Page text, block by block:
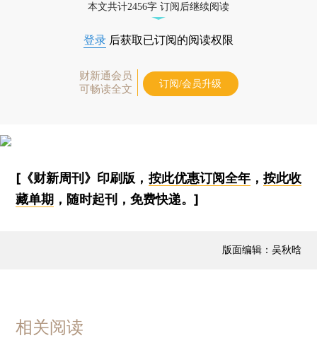
本文共计2456字 订阅后继续阅读
登录 后获取已订阅的阅读权限
财新通会员
可畅读全文
订阅/会员升级
[《财新周刊》印刷版， 按此优惠订阅全年， 按此收
藏单期 ，随时起刊，免费快递。]
版面编辑：吴秋晗
相关阅读